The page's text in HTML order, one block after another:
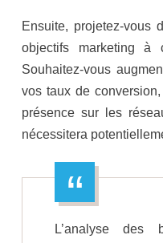
Ensuite, projetez-vous
objectifs marketing à
Souhaitez-vous
vos taux de
présence sur les
nécessitera
L’analyse